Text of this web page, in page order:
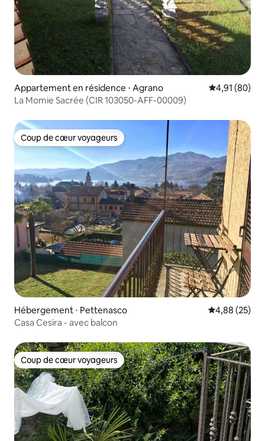
Appartement en résidence ⋅ Agrano Évaluation
4,91 (80)
La Momie Sacrée (CIR 103050-AFF-00009)
Coup de cœur voyageurs
Coup de cœur voyageurs
Hébergement ⋅ Pettenasco Évaluation
4,88 (25)
Casa Cesira - avec balcon
Coup de cœur voyageurs
Coup de cœur voyageurs